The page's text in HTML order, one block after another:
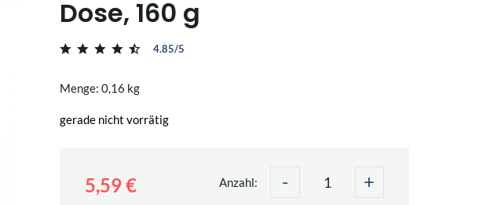
Dose, 160 g
4.85/5
Menge: 0,16 kg
gerade nicht vorrätig
5,59 € Anzahl: - +